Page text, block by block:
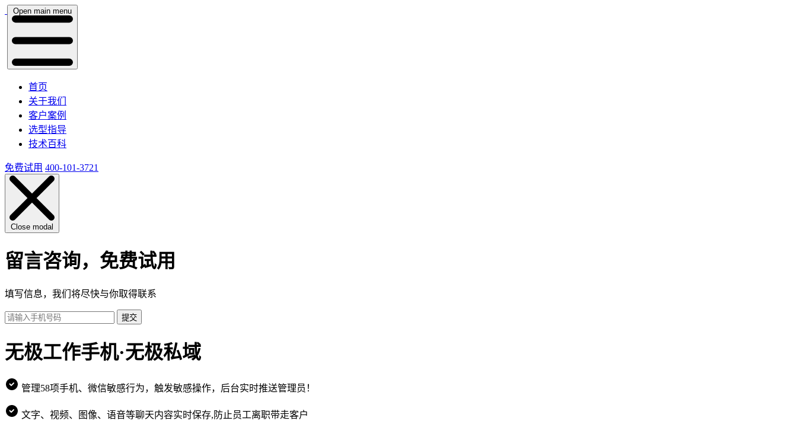
Open main menu
首页
关于我们
客户案例
选型指导
技术百科
免费试用 400-101-3721
Close modal
留言咨询，免费试用
填写信息，我们将尽快与你取得联系
提交
无极工作手机·无极私域
管理58项手机、微信敏感行为，触发敏感操作，后台实时推送管理员！
文字、视频、图像、语音等聊天内容实时保存,防止员工离职带走客户